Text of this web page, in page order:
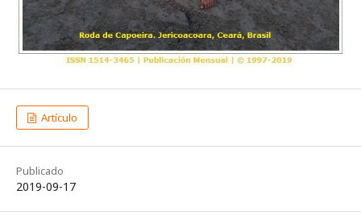
Artículo
Publicado
2019-09-17